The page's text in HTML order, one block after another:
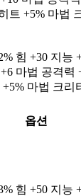
트 +5% 마법
힘 +30 지능
마법 공격력
마법 크리
옵션
힘 +50 지능